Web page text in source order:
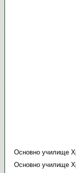
Основно училище
Основно училище